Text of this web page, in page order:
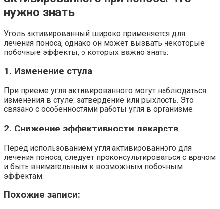
нужно знать
Уголь активированный широко применяется для
лечения поноса, однако он может вызвать некоторые
побочные эффекты, о которых важно знать:
1. Изменение стула
При приеме угля активированного могут наблюдаться
изменения в стуле: затвердение или рыхлость. Это
связано с особенностями работы угля в организме.
2. Снижение эффективности лекарств
Перед использованием угля активированного для
лечения поноса, следует проконсультироваться с врачом
и быть внимательным к возможным побочным
эффектам.
Похожие записи: